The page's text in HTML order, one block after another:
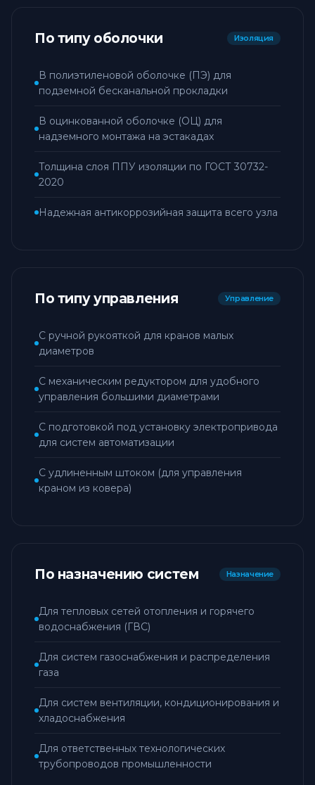
По типу оболочки Изоляция
В полиэтиленовой оболочке (ПЭ) для
подземной бесканальной прокладки
В оцинкованной оболочке (ОЦ) для
надземного монтажа на эстакадах
Толщина слоя ППУ изоляции по ГОСТ 30732-
2020
Надежная антикоррозийная защита всего узла
По типу управления Управление
С ручной рукояткой для кранов малых
диаметров
С механическим редуктором для удобного
управления большими диаметрами
С подготовкой под установку электропривода
для систем автоматизации
С удлиненным штоком (для управления
краном из ковера)
По назначению систем Назначение
Для тепловых сетей отопления и горячего
водоснабжения (ГВС)
Для систем газоснабжения и распределения
газа
Для систем вентиляции, кондиционирования и
хладоснабжения
Для ответственных технологических
трубопроводов промышленности